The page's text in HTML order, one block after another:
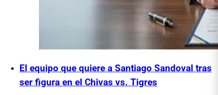
El equipo que quiere a Santiago Sandoval tras
ser figura en el Chivas vs. Tigres